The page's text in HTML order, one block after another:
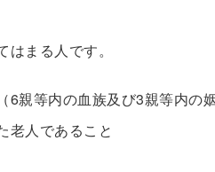
まる人です。
6親等内の血族及び3親等内
老人であること